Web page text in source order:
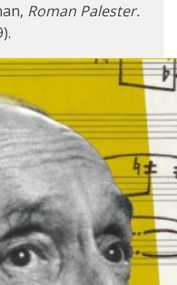
Roman Palester.